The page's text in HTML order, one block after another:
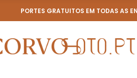
PORTES GRATUITOS EM TODAS AS